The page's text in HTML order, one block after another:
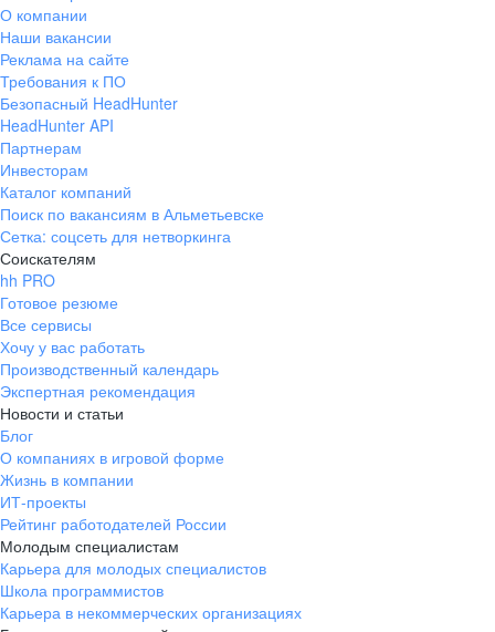
О компании
Наши вакансии
Реклама на сайте
Требования к ПО
Безопасный HeadHunter
HeadHunter API
Партнерам
Инвесторам
Каталог компаний
Поиск по вакансиям в Альметьевске
Сетка: соцсеть для нетворкинга
Соискателям
hh PRO
Готовое резюме
Все сервисы
Хочу у вас работать
Производственный календарь
Экспертная рекомендация
Новости и статьи
Блог
О компаниях в игровой форме
Жизнь в компании
ИТ-проекты
Рейтинг работодателей России
Молодым специалистам
Карьера для молодых специалистов
Школа программистов
Карьера в некоммерческих организациях